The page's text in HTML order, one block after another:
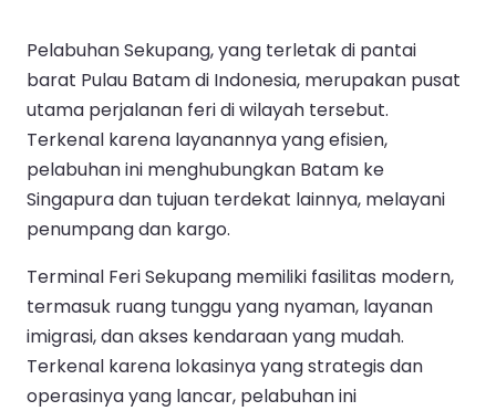
Pelabuhan Sekupang, yang terletak di pantai
barat Pulau Batam di Indonesia, merupakan pusat
utama perjalanan feri di wilayah tersebut.
Terkenal karena layanannya yang efisien,
pelabuhan ini menghubungkan Batam ke
Singapura dan tujuan terdekat lainnya, melayani
penumpang dan kargo.
Terminal Feri Sekupang memiliki fasilitas modern,
termasuk ruang tunggu yang nyaman, layanan
imigrasi, dan akses kendaraan yang mudah.
Terkenal karena lokasinya yang strategis dan
operasinya yang lancar, pelabuhan ini